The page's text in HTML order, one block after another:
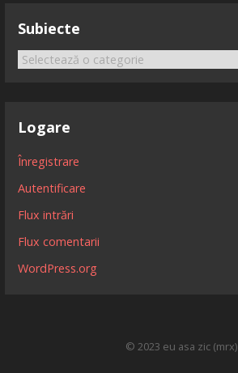
Subiecte
Subiecte
Logare
Înregistrare
Autentificare
Flux intrări
Flux comentarii
WordPress.org
© 2023 eu asa zic (mrx)